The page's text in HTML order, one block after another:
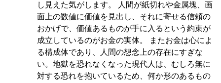
し見えた気がします。 人間が紙切れや金属塊、画
面上の数値に価値を見出し、それに寄せる信頼の
おかげで、価値あるものが手に入るという約束が
成立しているのがお金の実体。 またお金は心によ
る構成体であり、人間の想念上の存在にすぎな
い。地獄を恐れなくなった現代人は、むしろ無に
対する恐れを抱いているため、何か形のあるもの